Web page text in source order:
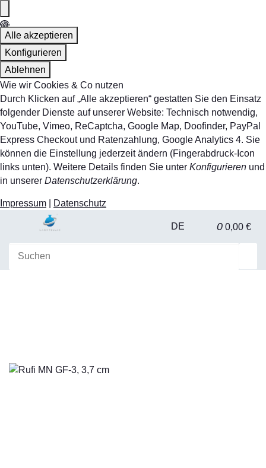
Alle akzeptieren
Konfigurieren
Ablehnen
Wie wir Cookies & Co nutzen
Durch Klicken auf „Alle akzeptieren“ gestatten Sie den Einsatz
folgender Dienste auf unserer Website: Technisch notwendig,
YouTube, Vimeo, ReCaptcha, Google Map, Doofinder, PayPal
Express Checkout und Ratenzahlung, Google Analytics 4. Sie
können die Einstellung jederzeit ändern (Fingerabdruck-Icon
links unten). Weitere Details finden Sie unter Konfigurieren und
in unserer Datenschutzerklärung.
Impressum Datenschutz
DE 0 0,00 €